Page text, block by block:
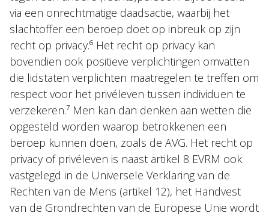
via een onrechtmatige daadsactie, waarbij het
slachtoffer een beroep doet op inbreuk op zijn
recht op privacy.⁶ Het recht op privacy kan
bovendien ook positieve verplichtingen omvatten
die lidstaten verplichten maatregelen te treffen om
respect voor het privéleven tussen individuen te
verzekeren.⁷ Men kan dan denken aan wetten die
opgesteld worden waarop betrokkenen een
beroep kunnen doen, zoals de AVG. Het recht op
privacy of privéleven is naast artikel 8 EVRM ook
vastgelegd in de Universele Verklaring van de
Rechten van de Mens (artikel 12), het Handvest
van de Grondrechten van de Europese Unie wordt